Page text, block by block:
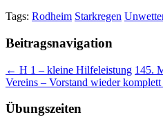
Tags: Rodheim Starkregen
Beitragsnavigation
← H 1 – kleine Hilfeleistung 145.
Vereins – Vorstand wieder komplett
Übungszeiten